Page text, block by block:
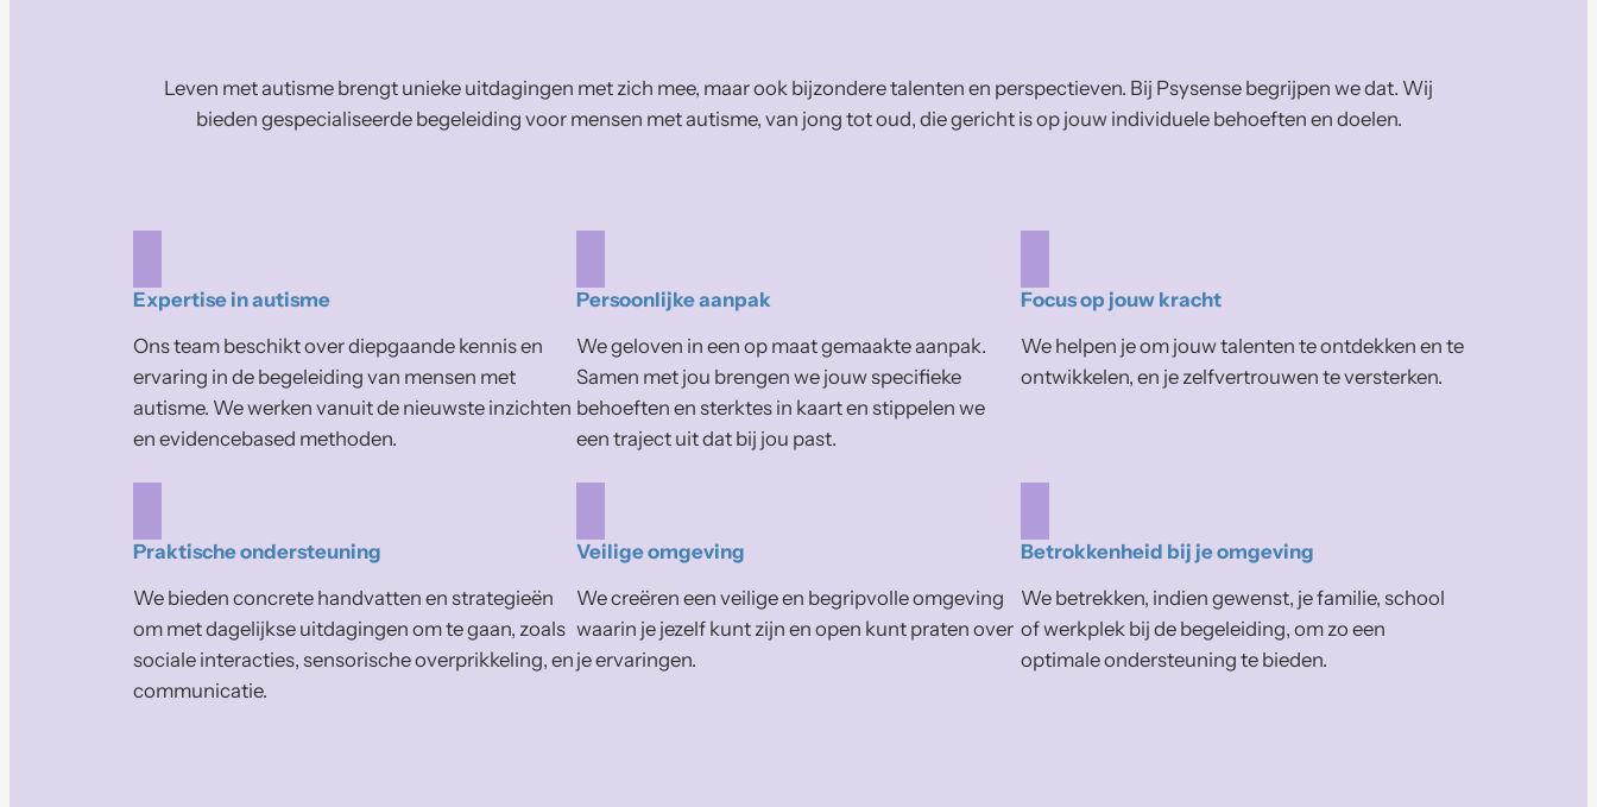
Leven met autisme brengt unieke uitdagingen met zich mee, maar ook bijzondere talenten en perspectieven. Bij Psysense begrijpen we dat. Wij
bieden gespecialiseerde begeleiding voor mensen met autisme, van jong tot oud, die gericht is op jouw individuele behoeften en doelen.
Expertise in autisme
Ons team beschikt over diepgaande kennis en
ervaring in de begeleiding van mensen met
autisme. We werken vanuit de nieuwste inzichten
en evidencebased methoden.
Persoonlijke aanpak
We geloven in een op maat gemaakte aanpak.
Samen met jou brengen we jouw specifieke
behoeften en sterktes in kaart en stippelen we
een traject uit dat bij jou past.
Focus op jouw kracht
We helpen je om jouw talenten te ontdekken en te
ontwikkelen, en je zelfvertrouwen te versterken.
Praktische ondersteuning
We bieden concrete handvatten en strategieën
om met dagelijkse uitdagingen om te gaan, zoals
sociale interacties, sensorische overprikkeling, en
communicatie.
Veilige omgeving
We creëren een veilige en begripvolle omgeving
waarin je jezelf kunt zijn en open kunt praten over
je ervaringen.
Betrokkenheid bij je omgeving
We betrekken, indien gewenst, je familie, school
of werkplek bij de begeleiding, om zo een
optimale ondersteuning te bieden.